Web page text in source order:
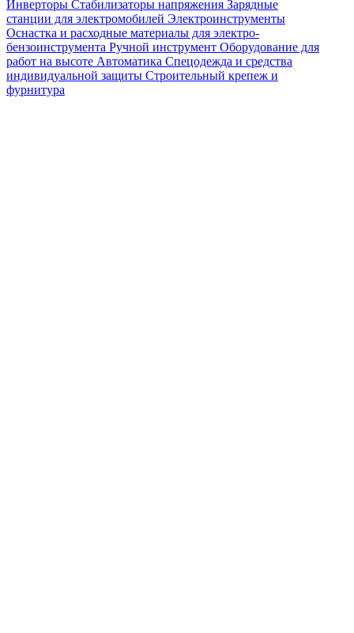
Инверторы Стабилизаторы напряжения Зарядные
станции для электромобилей Электроинструменты
Оснастка и расходные материалы для электро-
бензоинструмента Ручной инструмент Оборудование для
работ на высоте Автоматика Спецодежда и средства
индивидуальной защиты Строительный крепеж и
фурнитура